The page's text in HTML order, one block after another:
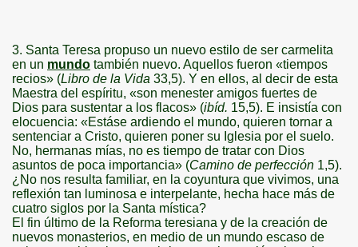
3. Santa Teresa propuso un nuevo estilo de ser carmelita
en un mundo también nuevo. Aquellos fueron «tiempos
recios» (Libro de la Vida 33,5). Y en ellos, al decir de esta
Maestra del espíritu, «son menester amigos fuertes de
Dios para sustentar a los flacos» (ibíd. 15,5). E insistía con
elocuencia: «Estáse ardiendo el mundo, quieren tornar a
sentenciar a Cristo, quieren poner su Iglesia por el suelo.
No, hermanas mías, no es tiempo de tratar con Dios
asuntos de poca importancia» (Camino de perfección 1,5).
¿No nos resulta familiar, en la coyuntura que vivimos, una
reflexión tan luminosa e interpelante, hecha hace más de
cuatro siglos por la Santa mística?
El fin último de la Reforma teresiana y de la creación de
nuevos monasterios, en medio de un mundo escaso de